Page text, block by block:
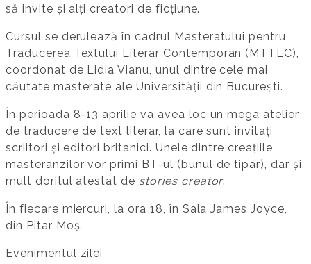
să invite și alți creatori de ficțiune.
Cursul se derulează în cadrul Masteratului pentru
Traducerea Textului Literar Contemporan (MTTLC),
coordonat de Lidia Vianu, unul dintre cele mai
căutate masterate ale Universității din București.
În perioada 8-13 aprilie va avea loc un mega atelier
de traducere de text literar, la care sunt invitați
scriitori și editori britanici. Unele dintre creațiile
masteranzilor vor primi BT-ul (bunul de tipar), dar și
mult doritul atestat de stories creator.
În fiecare miercuri, la ora 18, în Sala James Joyce,
din Pitar Moș.
Evenimentul zilei